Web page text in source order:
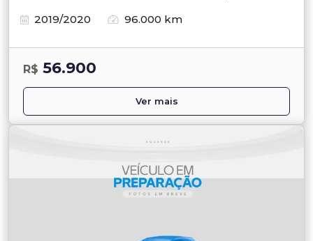
2019/2020
96.000 km
R$ 56.900
Ver mais